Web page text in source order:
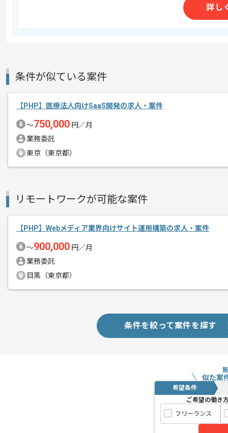
140時間〜180時間
その他募集要項
商談回数
募集人数
1人
作業開始日
急成長をしている新進気鋭の企業でござ
フラットな現場でになりますので、
詳し
条件が似ている案件
【PHP】医療法人向けSaaS開発の求人・案件
〜750,000 円／月
業務委託
東京（東京都）
リモートワークが可能な案件
【PHP】Webメディア業界向けサイト運用構築の求人・案件
〜900,000 円／月
業務委託
目黒（東京都）
条件を絞って案件を探す
似た案
希望条件
ご希望の働き
フリーランス